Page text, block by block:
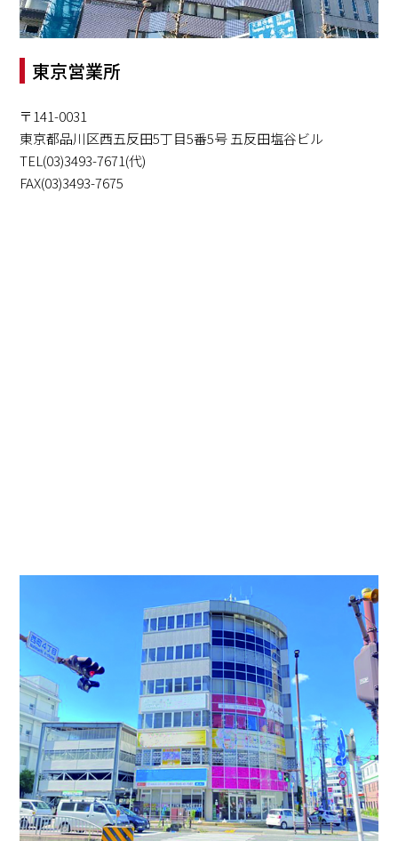
東京営業所
〒141-0031
東京都品川区西五反田5丁目5番5号 五反田塩谷ビル
TEL(03)3493-7671(代)
FAX(03)3493-7675